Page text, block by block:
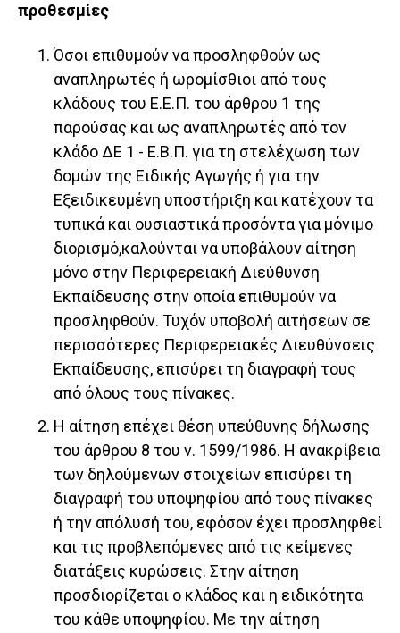
προθεσμίες
Όσοι επιθυμούν να προσληφθούν ως
αναπληρωτές ή ωρομίσθιοι από τους
κλάδους του Ε.Ε.Π. του άρθρου 1 της
παρούσας και ως αναπληρωτές από τον
κλάδο ΔΕ 1 - Ε.Β.Π. για τη στελέχωση των
δομών της Ειδικής Αγωγής ή για την
Εξειδικευμένη υποστήριξη και κατέχουν τα
τυπικά και ουσιαστικά προσόντα για μόνιμο
διορισμό,καλούνται να υποβάλουν αίτηση
μόνο στην Περιφερειακή Διεύθυνση
Εκπαίδευσης στην οποία επιθυμούν να
προσληφθούν. Τυχόν υποβολή αιτήσεων σε
περισσότερες Περιφερειακές Διευθύνσεις
Εκπαίδευσης, επισύρει τη διαγραφή τους
από όλους τους πίνακες.
Η αίτηση επέχει θέση υπεύθυνης δήλωσης
του άρθρου 8 του ν. 1599/1986. Η ανακρίβεια
των δηλούμενων στοιχείων επισύρει τη
διαγραφή του υποψηφίου από τους πίνακες
ή την απόλυσή του, εφόσον έχει προσληφθεί
και τις προβλεπόμενες από τις κείμενες
διατάξεις κυρώσεις. Στην αίτηση
προσδιορίζεται ο κλάδος και η ειδικότητα
του κάθε υποψηφίου. Με την αίτηση